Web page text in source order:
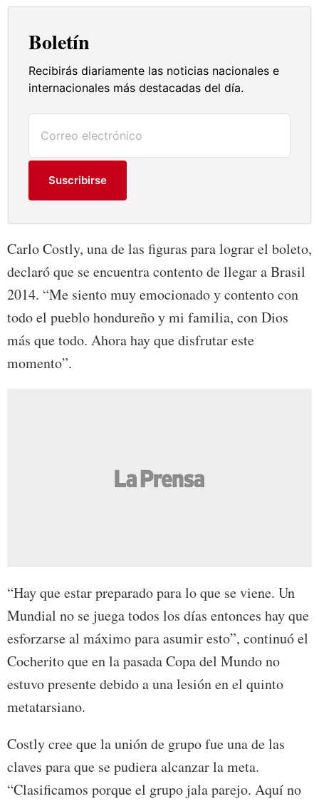
Boletín
Recibirás diariamente las noticias nacionales e
internacionales más destacadas del día.
Suscribirse
Carlo Costly, una de las figuras para lograr el boleto,
declaró que se encuentra contento de llegar a Brasil
2014. “Me siento muy emocionado y contento con
todo el pueblo hondureño y mi familia, con Dios
más que todo. Ahora hay que disfrutar este
momento”.
“Hay que estar preparado para lo que se viene. Un
Mundial no se juega todos los días entonces hay que
esforzarse al máximo para asumir esto”, continuó el
Cocherito que en la pasada Copa del Mundo no
estuvo presente debido a una lesión en el quinto
metatarsiano.
Costly cree que la unión de grupo fue una de las
claves para que se pudiera alcanzar la meta.
“Clasificamos porque el grupo jala parejo. Aquí no